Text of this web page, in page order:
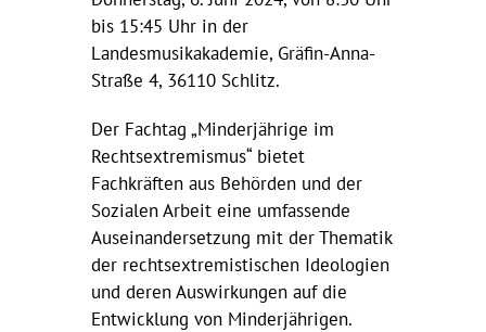
bis 15:45 Uhr in der
Landesmusikakademie, Gräfin-Anna-
Straße 4, 36110 Schlitz.
Der Fachtag „Minderjährige im
Rechtsextremismus“ bietet
Fachkräften aus Behörden und der
Sozialen Arbeit eine umfassende
Auseinandersetzung mit der Thematik
der rechtsextremistischen Ideologien
und deren Auswirkungen auf die
Entwicklung von Minderjährigen.